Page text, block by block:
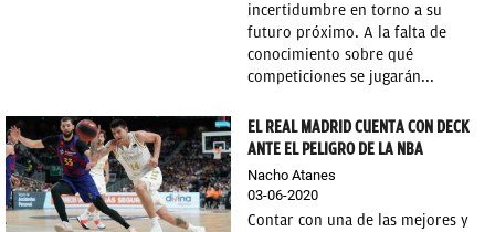
incertidumbre en torno a su
futuro próximo. A la falta de
conocimiento sobre qué
competiciones se jugarán...
EL REAL MADRID CUENTA CON DECK
ANTE EL PELIGRO DE LA NBA
Nacho Atanes
03-06-2020
Contar con una de las mejores y